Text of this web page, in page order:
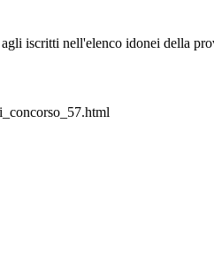
iscritti nell'elenco idonei della